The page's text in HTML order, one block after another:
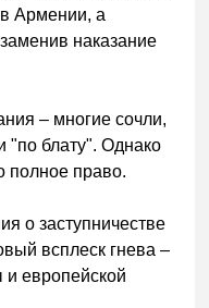
Армении, а
наказание
– многие сочли,
"по блату". Однако
право.
о заступничестве
всплеск гнева –
европейской